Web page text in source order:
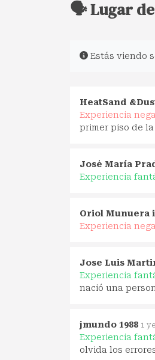
🗣️ Lugar
Estás viendo
HeatSand
Experiencia
primer piso de
José María
Experiencia
Oriol Munuera
Experiencia
Jose Luis
Experiencia
nació una
jmundo 1988 1
Experiencia
olvida los